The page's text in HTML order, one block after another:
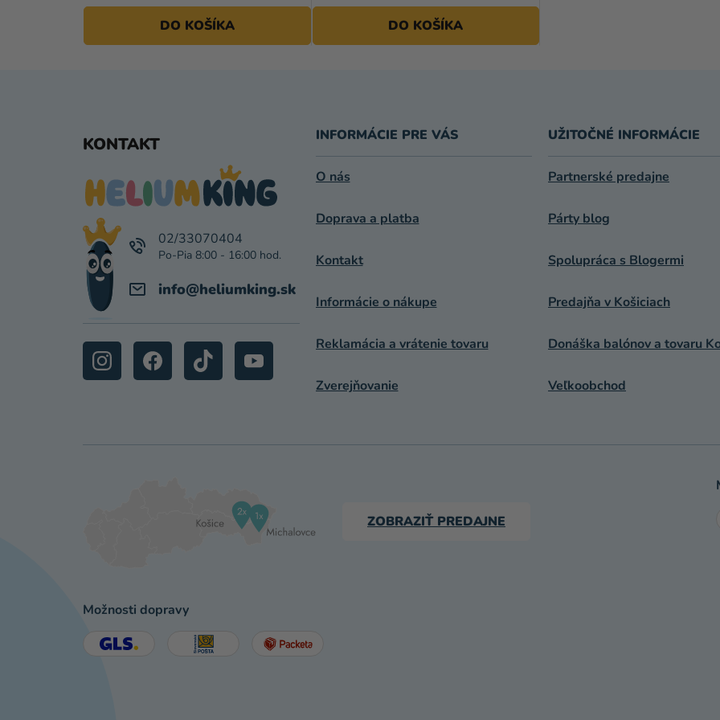
DO KOŠÍKA DO KOŠÍKA
KONTAKT
info@heliumking.sk
02/33070404
INFORMÁCIE PRE VÁS
O nás
Doprava a platba
Kontakt
Informácie o nákupe
Reklamácia a vrátenie tovaru
Zverejňovanie
UŽITOČNÉ INFORMÁCIE
Partnerské predajne
Párty blog
Spolupráca s Blogermi
Predajňa v Košiciach
Donáška balónov a tovaru
Veľkoobchod
ZOBRAZIŤ PREDAJNE
Možnosti dopravy